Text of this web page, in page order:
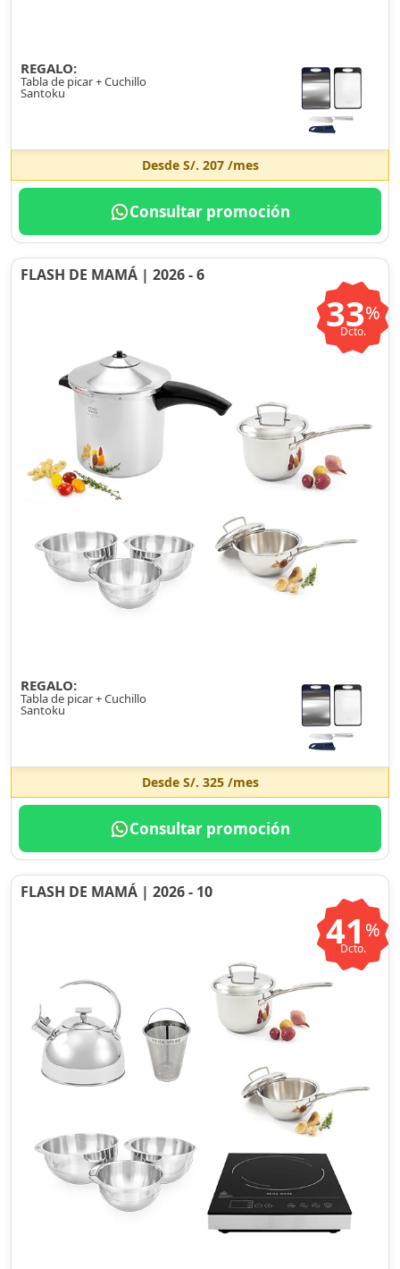
REGALO:
Tabla de picar + Cuchillo
Santoku
Desde S/. 207/mes
Consultar promoción
FLASH DE MAMÁ | 2026 - 6
33%
Dcto.
REGALO:
Tabla de picar + Cuchillo
Santoku
Desde S/. 325/mes
Consultar promoción
FLASH DE MAMÁ | 2026 - 10
41 %
Dcto.